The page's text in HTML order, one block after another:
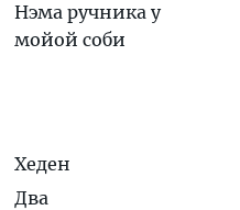
Нэма ручника у
мойой соби
Хеден
Два